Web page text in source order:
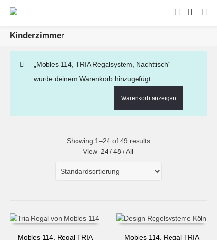
Kinderzimmer
„Mobles 114, TRIA Regalsystem, Nachttisch“
wurde deinem Warenkorb hinzugefügt.
Warenkorb anzeigen
Showing 1–24 of 49 results
View 24 / 48 / All
Mobles 114, Regal TRIA
Mobles 114, Regal TRIA